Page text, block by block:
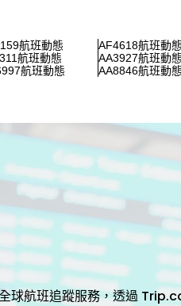
航班動態 AF4618航班動態
航班動態 AA3927航班動態
航班動態 AA8846航班動態
航班追蹤服務，透過